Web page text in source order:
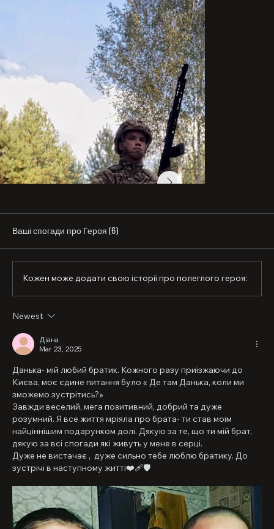
strengthening his skills and knowledge. According to
his brothers-in-arms, Harvi was a true specialist, the life
of the group, brave, fearless, and courageous.
Considering himself young, motivated, and ambitious,
he made the decision to transfer to a special purpose
reconnaissance group: “I am young, and if I have already
made it to war, then I must gain certain experience. I
want personal growth as a warrior, to learn many new
things and hone my skills to perfection.” It was there
that he felt truly happy and finally understood that he
had chosen the right path.
Harvi was killed while carrying out a combat mission
between New York and Toretsk on December 23, at the
age of 23. “I fought his last battle with him. He fought
and jokes from Harvi, and I saw only a smile on his face,”
a brother-in-arms recalls.
The call sign “Harvi” was suggested to Danylo by his
fiancée. “Take it from the names of storms, because on
goal and get what you want.” And that is how it was.
brother-in-arms—someone who would never leave you
support. He was and remains the best husband, son,
and brother. Forever.
Ваші спогади про Героя (6)
Кожен може додати свою історії про полеглого героя:
Newest
Діана
Mar 23, 2025
Данька- мій любий братик. Кожного разу приїзжаючи до
Києва, моє єдине питання було « Де там Данька, коли ми
зможемо зустрітись?»
Завжди веселий, мега позитивний, добрий та дуже
розумний. Я все життя мріяла про брата- ти став моїм
найціннішим подарунком долі. Дякую за те, що ти мій брат,
дякую за всі спогади які живуть у мене в серці.
Дуже не вистачає ,  дуже сильно тебе люблю братику. До
зустрічі в наступному житті❤️‍🩹🛡️